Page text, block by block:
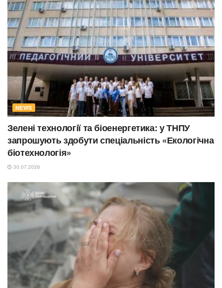
NEWS
Зелені технології та біоенергетика: у ТНПУ
запрошують здобути спеціальність «Екологічна
біотехнологія»
30.07.2026